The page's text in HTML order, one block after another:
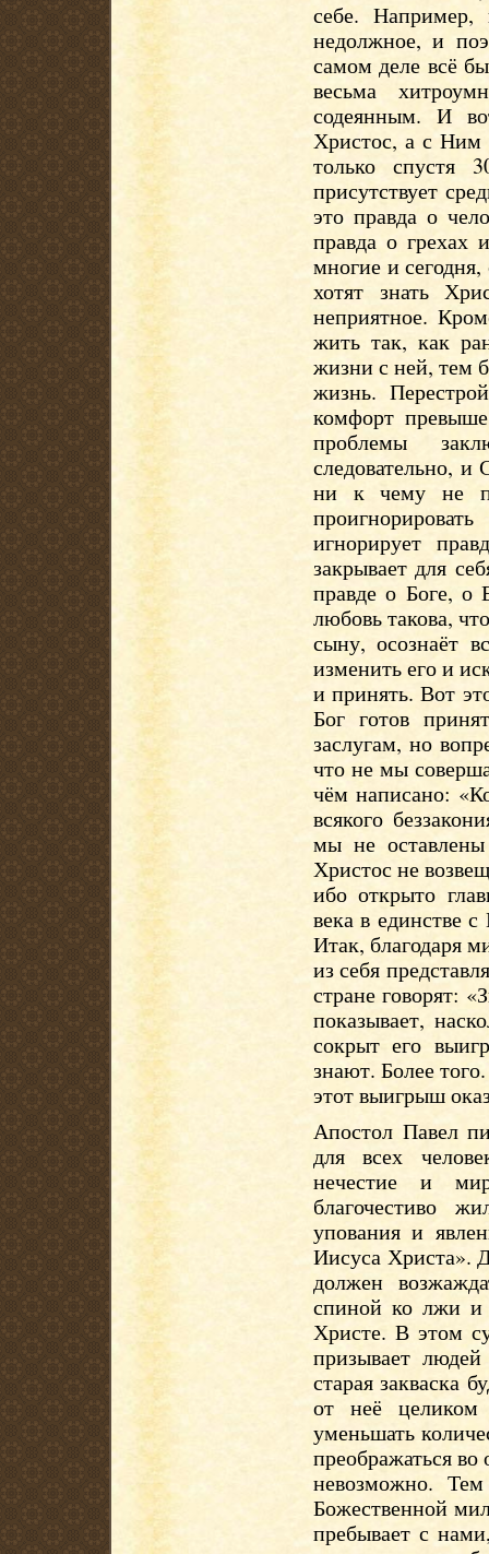
себе. Например,
недолжное, и
самом деле всё
весьма
содеянным. И
Христос, а с Ним
только спустя
присутствует
это правда о
правда о грехах
многие и
хотят знать
неприятное.
жить так, как
жизни с ней, тем
жизнь.
комфорт
проблемы
следовательно, и
ни к чему не
игнорирует
закрывает для
правде о Боге,
любовь такова,
сыну, осознаёт
изменить его и
и принять. Вот
Бог готов
заслугам, но
что не мы
чём написано:
всякого
мы не оставлены
Христос не
ибо открыто
века в единстве
Итак, благодаря
из себя
стране говорят:
показывает,
сокрыт его
знают. Более
этот выигрыш
Апостол Павел
для всех
нечестие и
благочестиво
упования и
Иисуса Христа».
должен
спиной ко лжи и
Христе. В этом
призывает
старая закваска
от неё
уменьшать
преображаться
невозможно.
Божественной
пребывает с